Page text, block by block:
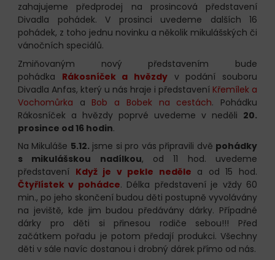
zahajujeme předprodej na prosincová představení
Divadla pohádek. V prosinci uvedeme dalších 16
pohádek, z toho jednu novinku a několik mikulášských či
vánočních speciálů.
Zmiňovaným nový představením bude
pohádka Rákosníček a hvězdy v podání souboru
Divadla Anfas, který u nás hraje i představení Křemílek a
Vochomůrka a Bob a Bobek na cestách. Pohádku
Rákosníček a hvězdy poprvé uvedeme v neděli 20.
prosince od 16 hodin.
Na Mikuláše 5.12. jsme si pro vás připravili dvě pohádky
s mikulášskou nadílkou, od 11 hod. uvedeme
představení Když je v pekle neděle a od 15 hod.
Čtyřlístek v pohádce. Délka představení je vždy 60
min., po jeho skončení budou děti postupně vyvolávány
na jeviště, kde jim budou předávány dárky. Případné
dárky pro děti si přinesou rodiče sebou!!! Před
začátkem pořadu je potom předají produkci. Všechny
děti v sále navíc dostanou i drobný dárek přímo od nás.